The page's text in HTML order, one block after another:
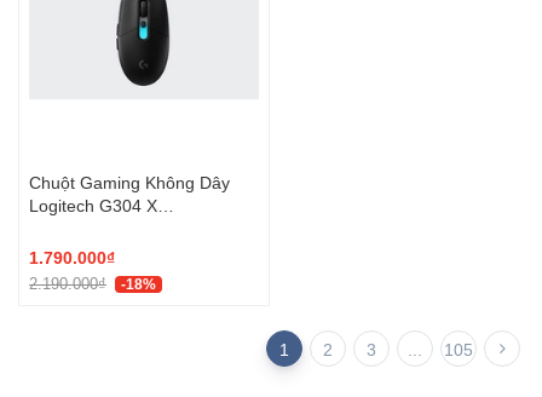
Chuột Gaming Không Dây
Logitech G304 X
1.790.000₫
2.190.000₫ -18%
1 2 3 105